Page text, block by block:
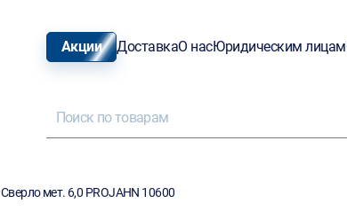
Акции ДоставкаО насЮридическим лицам
Сверло мет. 6,0 PROJAHN 10600